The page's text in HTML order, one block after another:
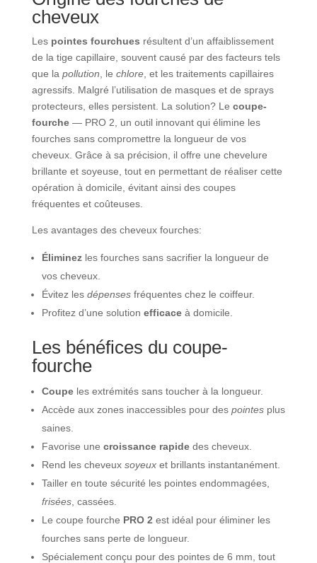
cheveux
Les pointes fourchues résultent d’un affaiblissement
de la tige capillaire, souvent causé par des facteurs tels
que la pollution , le chlore, et les traitements capillaires
agressifs. Malgré l’utilisation de masques et de sprays
protecteurs, elles persistent. La solution? Le coupe-
fourche— PRO 2, un outil innovant qui élimine les
fourches sans compromettre la longueur de vos
cheveux. Grâce à sa précision, il offre une chevelure
brillante et soyeuse, tout en permettant de réaliser cette
opération à domicile, évitant ainsi des coupes
fréquentes et coûteuses.
Les avantages des cheveux fourches:
Éliminezles fourches sans sacrifier la longueur de
vos cheveux.
Évitez les dépensesfréquentes chez le coiffeur.
Profitez d’une solution efficaceà domicile.
Les bénéfices du coupe-
fourche
Coupeles extrémités sans toucher à la longueur.
Accède aux zones inaccessibles pour des pointesplus
saines.
Favorise une croissance rapidedes cheveux.
Rend les cheveux soyeuxet brillants instantanément.
Tailler en toute sécurité les pointes endommagées,
frisées, cassées.
Le coupe fourche PRO 2 est idéal pour éliminer les
fourches sans perte de longueur.
Spécialement conçu pour des pointes de 6 mm, tout